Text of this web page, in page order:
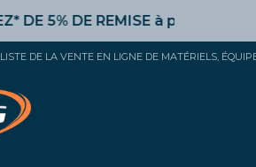
DE REMISEà partir de 50€ d’achat,
DE LA VENTE EN LIGNE DE MATÉRIELS,